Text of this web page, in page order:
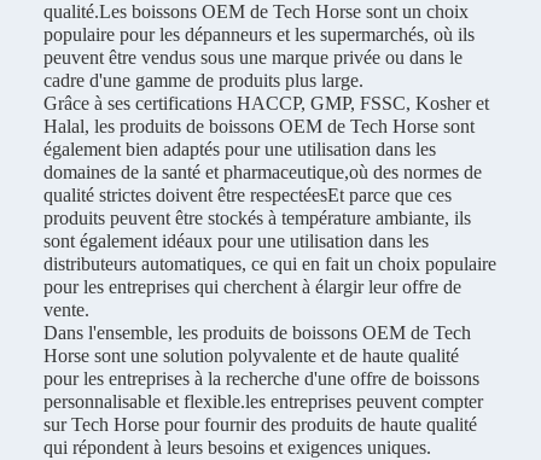
qualité.Les boissons OEM de Tech Horse sont un choix
populaire pour les dépanneurs et les supermarchés, où ils
peuvent être vendus sous une marque privée ou dans le
cadre d'une gamme de produits plus large.
Grâce à ses certifications HACCP, GMP, FSSC, Kosher et
Halal, les produits de boissons OEM de Tech Horse sont
également bien adaptés pour une utilisation dans les
domaines de la santé et pharmaceutique,où des normes de
qualité strictes doivent être respectéesEt parce que ces
produits peuvent être stockés à température ambiante, ils
sont également idéaux pour une utilisation dans les
distributeurs automatiques, ce qui en fait un choix populaire
pour les entreprises qui cherchent à élargir leur offre de
vente.
Dans l'ensemble, les produits de boissons OEM de Tech
Horse sont une solution polyvalente et de haute qualité
pour les entreprises à la recherche d'une offre de boissons
personnalisable et flexible.les entreprises peuvent compter
sur Tech Horse pour fournir des produits de haute qualité
qui répondent à leurs besoins et exigences uniques.